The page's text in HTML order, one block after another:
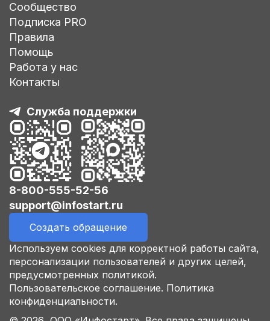
Сообщество
Подписка PRO
Правила
Помощь
Работа у нас
Контакты
Служба поддержки
8-800-555-52-56
support@infostart.ru
Создать обращение
Используем cookies для корректной работы сайта,
персонализации пользователей и других целей,
предусмотренных политикой.
Пользовательское соглашение. Политика
конфиденциальности.